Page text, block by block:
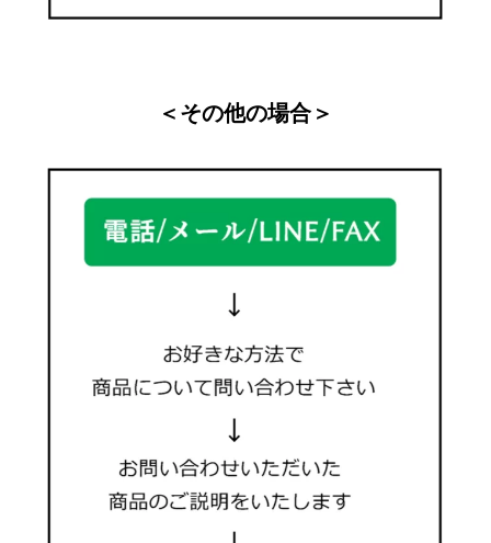
＜その他の場合＞